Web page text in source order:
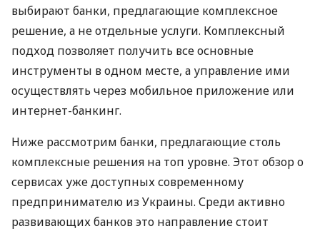
выбирают банки, предлагающие комплексное
решение, а не отдельные услуги. Комплексный
подход позволяет получить все основные
инструменты в одном месте, а управление ими
осуществлять через мобильное приложение или
интернет-банкинг.
Ниже рассмотрим банки, предлагающие столь
комплексные решения на топ уровне. Этот обзор о
сервисах уже доступных современному
предпринимателю из Украины. Среди активно
развивающих банков это направление стоит